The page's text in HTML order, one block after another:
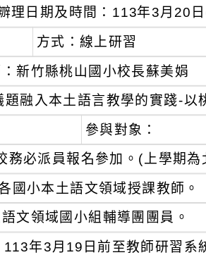
理日期及時間：113年3月20
方式：線上研習
新竹縣桃山國小校長蘇美娟
題融入本土語言教學的實踐-以
參與對象：
務必派員報名參加。(上學期為
國小本土語文領域授課教師。
文領域國小組輔導團團員。
113年3月19日前至教師研習系